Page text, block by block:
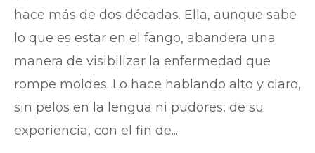
hace más de dos décadas. Ella, aunque sabe
lo que es estar en el fango, abandera una
manera de visibilizar la enfermedad que
rompe moldes. Lo hace hablando alto y claro,
sin pelos en la lengua ni pudores, de su
experiencia, con el fin de...